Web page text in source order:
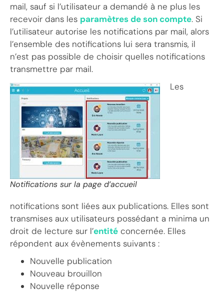
mail, sauf si l’utilisateur a demandé à ne plus les
recevoir dans les paramètres de son compte. Si
l’utilisateur autorise les notifications par mail, alors
l’ensemble des notifications lui sera transmis, il
n’est pas possible de choisir quelles notifications
transmettre par mail.
Notifications sur la page d’accueil
Les
notifications sont liées aux publications. Elles sont
transmises aux utilisateurs possédant a minima un
droit de lecture sur l’entité concernée. Elles
répondent aux évènements suivants :
Nouvelle publication
Nouveau brouillon
Nouvelle réponse